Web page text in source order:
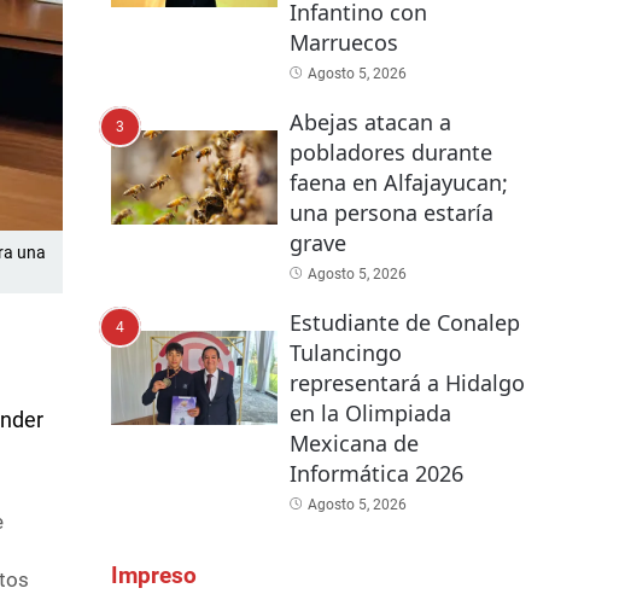
una
Infantino con
Marruecos
Agosto 5, 2026
3
Abejas atacan a
pobladores durante
faena en Alfajayucan;
una persona estaría
grave
Agosto 5, 2026
4
Estudiante de Conalep
Tulancingo
representará a Hidalgo
en la Olimpiada
Mexicana de
Informática 2026
Agosto 5, 2026
Impreso